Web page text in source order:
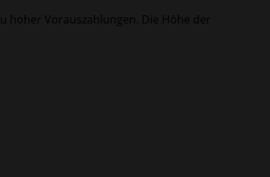
hoher Vorauszahlungen. Die Höhe der